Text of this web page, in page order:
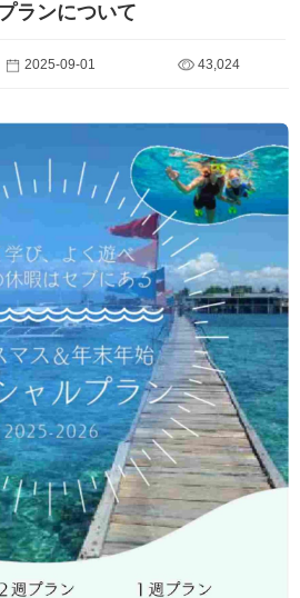
ランについて
2025-09-01 43,024